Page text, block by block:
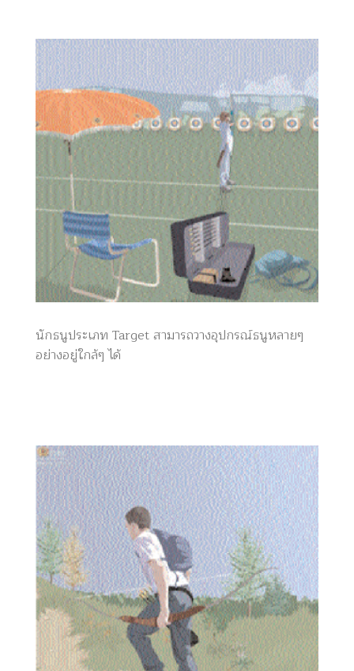
นักธนูประเภท Target สามารถวางอุปกรณ์ธนูหลายๆ
อย่างอยู่ใกล้ๆ ได้